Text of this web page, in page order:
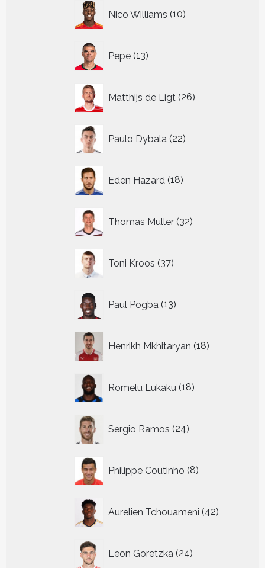
Nico Williams 10
producten
Pepe 13
producten
Matthijs de Ligt 26
producten
Paulo Dybala 22
producten
Eden Hazard 18
producten
Thomas Muller 32
producten
Toni Kroos 37
producten
Paul Pogba 13
producten
Henrikh Mkhitaryan 18
producten
Romelu Lukaku 18
producten
Sergio Ramos 24
producten
Philippe Coutinho 8
producten
Aurelien Tchouameni 42
producten
Leon Goretzka 24
producten